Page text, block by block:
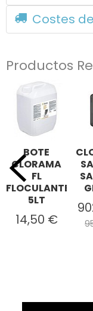
Costes
Productos
BOTE
CLORAMA
FL
FLOCULANTE
5LT
14,50 €